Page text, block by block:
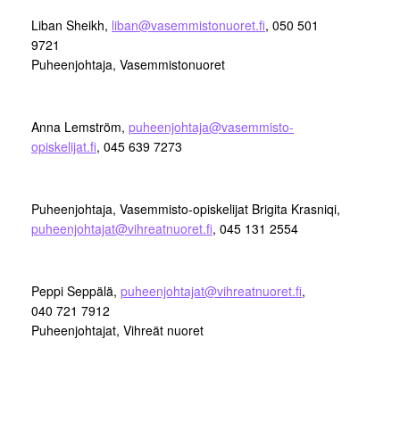
Liban Sheikh, liban@vasemmistonuoret.fi, 050 501
9721
Puheenjohtaja, Vasemmistonuoret
Anna Lemström, puheenjohtaja@vasemmisto-
opiskelijat.fi, 045 639 7273
Puheenjohtaja, Vasemmisto-opiskelijat Brigita Krasniqi,
puheenjohtajat@vihreatnuoret.fi, 045 131 2554
Peppi Seppälä, puheenjohtajat@vihreatnuoret.fi,
040 721 7912
Puheenjohtajat, Vihreät nuoret